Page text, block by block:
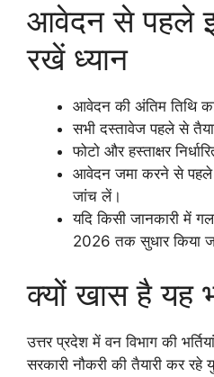
आवेदन से पहले
रखें ध्यान
आवेदन की अंतिम तिथि
सभी दस्तावेज पहले से
फोटो और हस्ताक्षर
आवेदन जमा करने से पहले
जांच लें।
यदि किसी जानकारी में
2026 तक सुधार किया
क्यों खास है यह
उत्तर प्रदेश में वन विभाग की
सरकारी नौकरी की तैयारी कर